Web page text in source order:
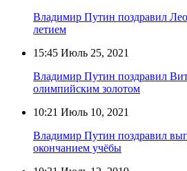
Владимир Путин поздравил
летием
15:45 Июль 25, 2021
Владимир Путин поздравил
олимпийским золотом
10:21 Июль 10, 2021
Владимир Путин поздравил
окончанием учёбы